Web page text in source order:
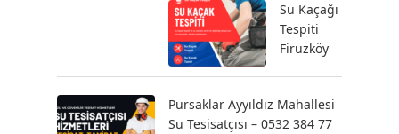
Su Kaçağı
Tespiti
Firuzköy
Pursaklar Ayyıldız Mahallesi
Su Tesisatçısı – 0532 384 77